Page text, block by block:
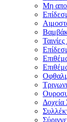
Μη